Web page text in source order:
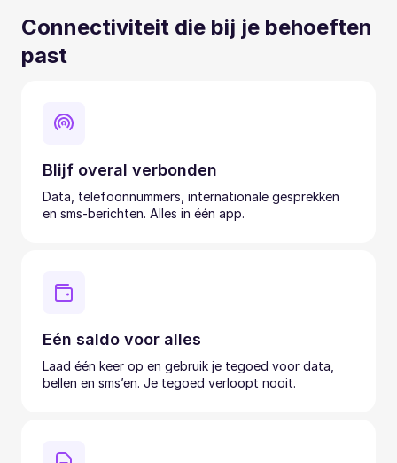
Connectiviteit die bij je behoeften
past
Blijf overal verbonden
Data, telefoonnummers, internationale gesprekken
en sms-berichten. Alles in één app.
Eén saldo voor alles
Laad één keer op en gebruik je tegoed voor data,
bellen en sms’en. Je tegoed verloopt nooit.